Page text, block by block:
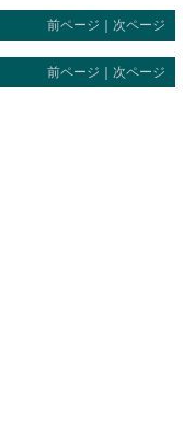
前ページ 次ページ
前ページ ｜ 次ページ